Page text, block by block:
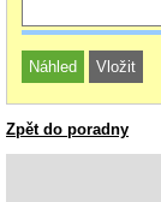
Zpět do poradny